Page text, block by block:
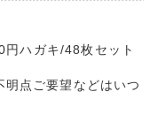
ハガキ/48枚セット
点ご要望などはいつ